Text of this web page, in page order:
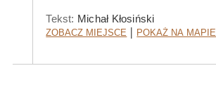
Tekst: Michał Kłosiński
Zobacz Miejsce | Pokaż na mapie